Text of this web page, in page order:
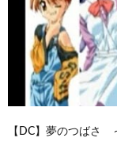
【DC】夢のつば